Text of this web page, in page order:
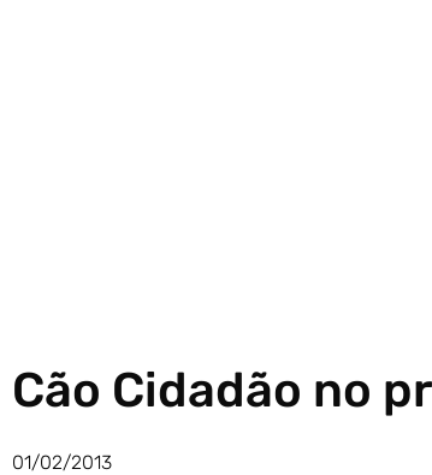
Cão Cidadão no
01/02/2013